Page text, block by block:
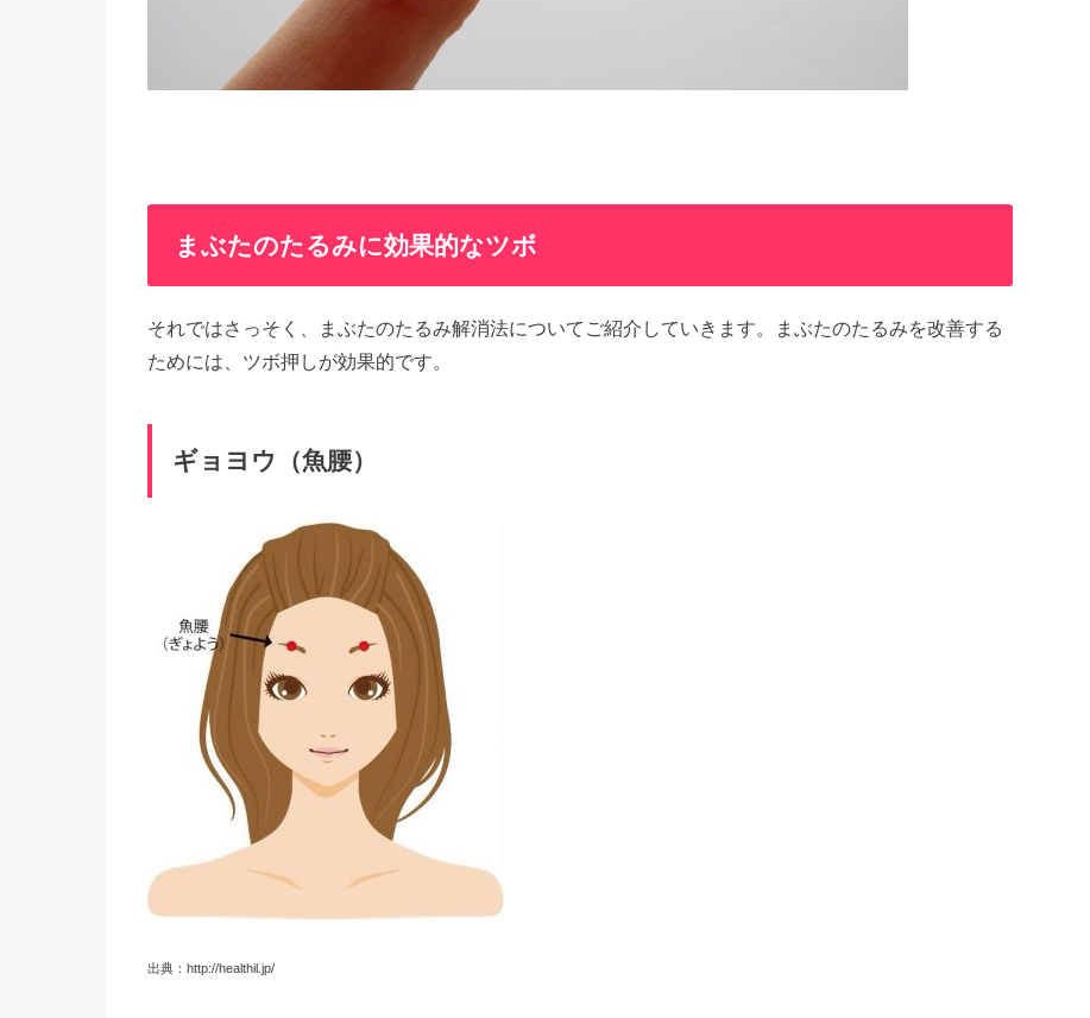
まぶたのたるみに効果的なツボ
それではさっそく、まぶたのたるみ解消法についてご紹介していきます。まぶたのたるみを改善する
ためには、ツボ押しが効果的です。
ギョヨウ（魚腰）
出典：http://healthil.jp/